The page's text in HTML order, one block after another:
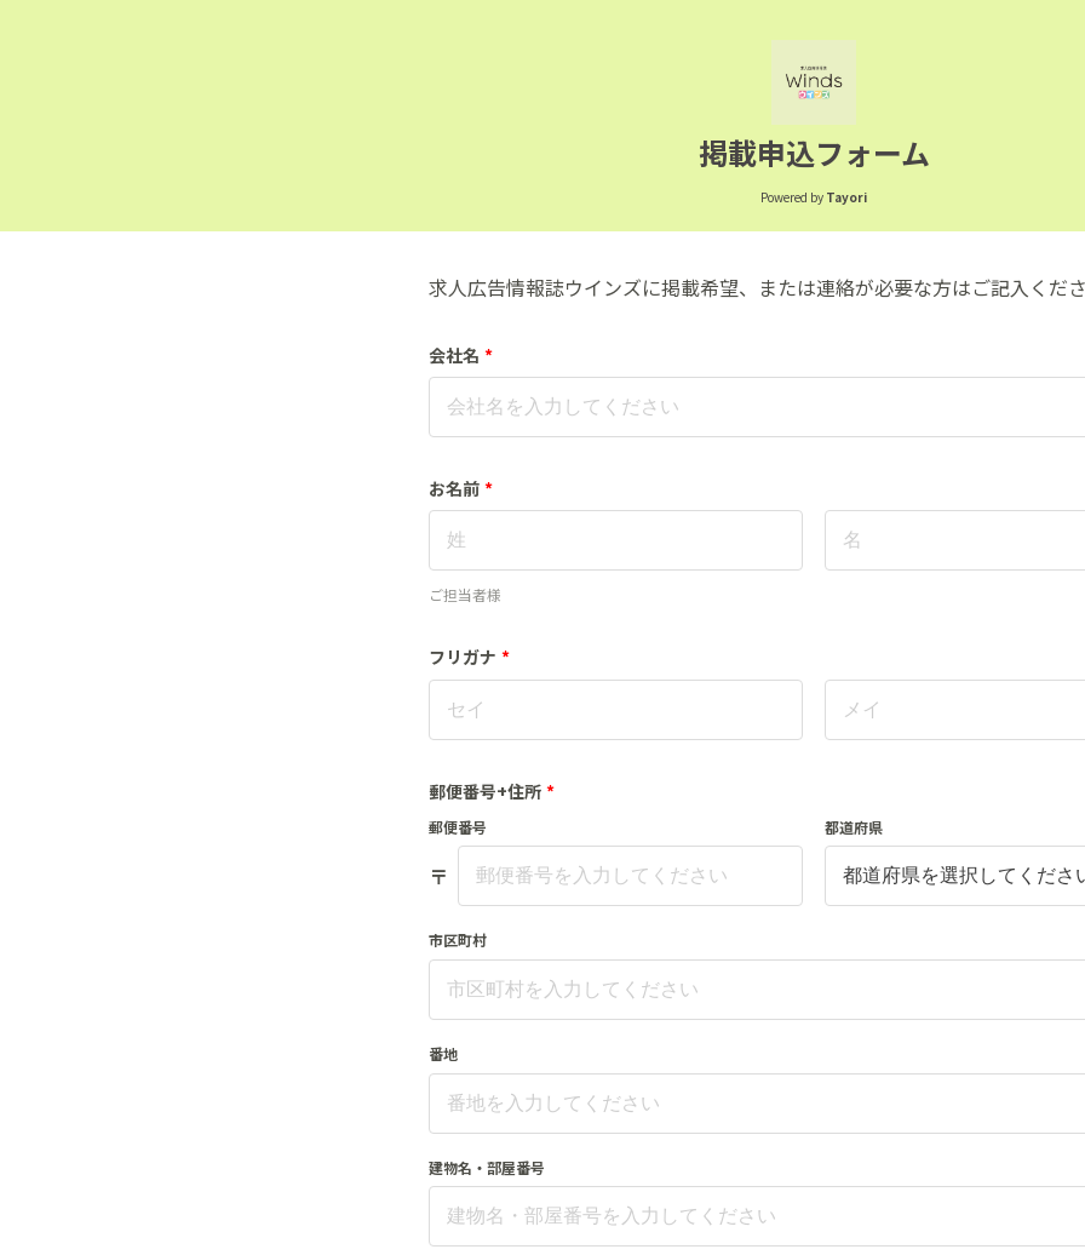
掲載申込フォーム
Powered by Tayori
求人広告情報誌ウインズに掲載希望、または連絡が必要な方はご記入くだ
会社名 *
お名前 *
ご担当者様
フリガナ *
郵便番号+住所 *
郵便番号
〒
都道府県
市区町村
番地
建物名・部屋番号